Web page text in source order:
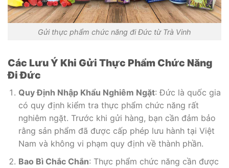
Gửi thực phẩm chức năng đi Đức từ Trà Vinh
Các Lưu Ý Khi Gửi Thực Phẩm Chức Năng
Đi Đức
Quy Định Nhập Khẩu Nghiêm Ngặt: Đức là quốc gia
có quy định kiểm tra thực phẩm chức năng rất
nghiêm ngặt. Trước khi gửi hàng, bạn cần đảm bảo
rằng sản phẩm đã được cấp phép lưu hành tại Việt
Nam và không vi phạm quy định về thành phần.
Bao Bì Chắc Chắn: Thực phẩm chức năng cần được